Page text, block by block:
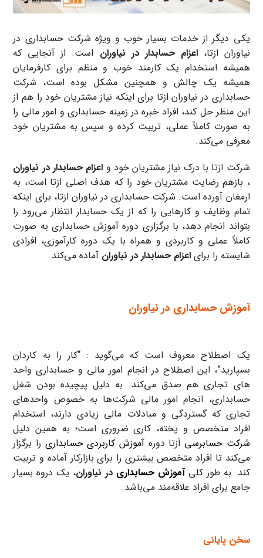
یکی دیگر از خدمات بسیار خوب و ویژه شرکت حسابداری در
نیاوران ازتا،اعزام حسابدار در نیاوران است. از آنجایی که
همیشه استخدام یک کارمند خوب و منظم برای کارفرمایان
همیشه یک چالش و همچنین مشکل بوده است، شرکت
حسابداری در نیاوران ازتا برای اینکه نیاز مشتریان خود را هم از
این منظر حل کند، افراد خبره در زمینه حسابداری و امور مالی را
به صورت کاملاً عملی، تربیت کرده و سپس به مشتریان خود
معرفی می‌کند.
شرکت ازتا با درک نیاز مشتریان خود و اعزام حسابدار در نیاوران
، بازهم رضایت مشتریان خود را که هدف اصلی ازتا است، به
ارمغان آورده است. شرکت حسابداری در نیاوران ازتا، برای اینکه
تمام وظایف و کارهایی را که از یک حسابدار انتظار می‌رود را
بتواند انجام دهد، با برگزاری دوره آموزش حسابداری به صورت
کاملاً عملی و کاربردی و همراه با یک دوره کارآموزی، افرادی
شایسته را برایاعزام حسابدار در نیاوران آماده می‌کند.
آموزش حسابداری در نیاوران
یک اصطلاح معروف است که می‌گوید : “کار را به کاردان
بسپارید”، این اصطلاح در انجام امور مالی و حسابداری واحد
های تجاری هم صدق می‌کند. به دلیل پیچیده بودن شغل
حسابداری، انجام امور مالی شرکت‌ها به خصوص واحدهای
تجاری که گستردگی و مبادلات مالی زیادی دارند، استخدام
افراد متخصص و پخته، کاری ضروری است؛ به همین دلیل
شرکت حسابرسی اَزتا دوره آموزش کاربردی حسابداری را برگزار
می‌کند تا افراد متخصص بیشتری را برای بازارکار آماده و تربیت
کند. به طور کلیآموزش حسابداری در نیاوران، یک دروه بسیار
جامع برای افراد علاقه‌مند می‌باشد.
سخن پایانی